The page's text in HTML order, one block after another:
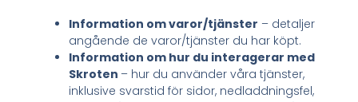
Information om varor/tjänster – detaljer
angående de varor/tjänster du har köpt.
Information om hur du interagerar med
Skroten – hur du använder våra tjänster,
inklusive svarstid för sidor, nedladdningsfel,